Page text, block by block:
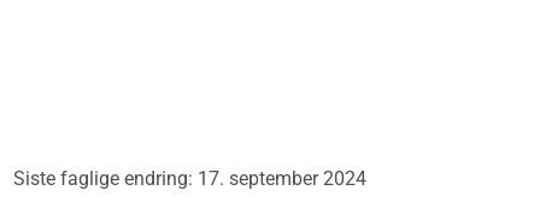
Siste faglige endring: 17. september 2024